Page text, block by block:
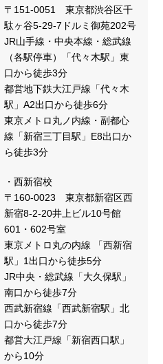
〒151-0051 東京都渋谷区千
駄ヶ谷5-29-7ドルミ御苑202号
JR山手線・中央本線・総武線
（各駅停車）「代々木駅」東
口から徒歩3分
都営地下鉄大江戸線「代々木
駅」A2出口から徒歩6分
東京メトロ丸ノ内線・副都心
線「新宿三丁目駅」E8出口か
ら徒歩3分
・西新宿校
〒160-0023 東京都新宿区西
新宿8-2-20井上ビル10号館
601・602号室
東京メトロ丸の内線 「西新宿
駅」1出口から徒歩5分
JR中央・総武線「大久保駅」
南口から徒歩7分
西武新宿線「西武新宿駅」北
口から徒歩7分
都営大江戸線「新宿西口駅」
から10分